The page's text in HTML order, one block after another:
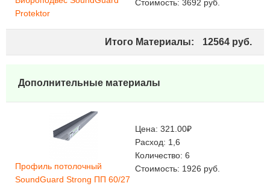
Protektor
Стоимость: 3692 руб.
Итого Материалы: 12564 руб.
Дополнительные материалы
Профиль потолочный
SoundGuard Strong ПП 60/27
Цена: 321.00₽
Расход: 1,6
Количество: 6
Стоимость: 1926 руб.